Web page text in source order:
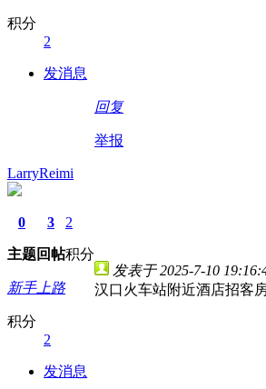
积分
2
发消息
回复
举报
LarryReimi
0
主题
3
回帖
2
积分
新手上路
积分
2
发消息
发表于 2025-7-10
汉口火车站附近酒店招客